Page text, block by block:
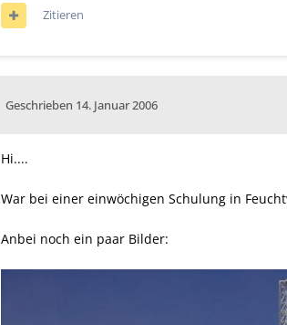
Zitieren
Geschrieben 14. Januar 2006
Hi....
War bei einer einwöchigen Schulung in
Anbei noch ein paar Bilder: